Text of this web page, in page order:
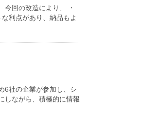
今回の改造により、 ・
利点があり、納品もよ
6社の企業が参加し、シ
しながら、積極的に情報